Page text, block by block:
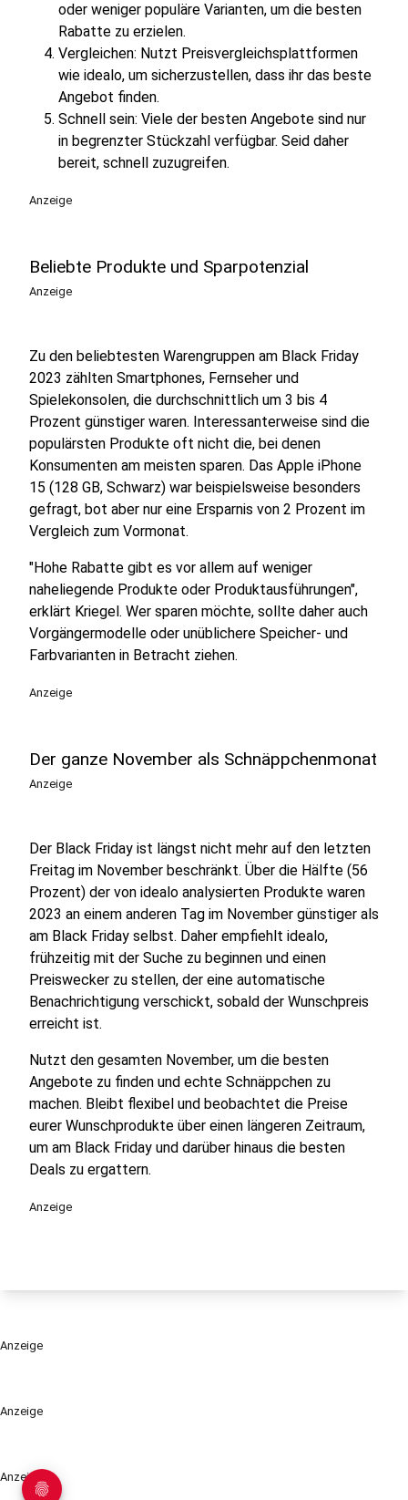
Anzeige
Anzeige
oder weniger populäre Varianten, um die besten
Rabatte zu erzielen.
Vergleichen: Nutzt Preisvergleichsplattformen
wie idealo, um sicherzustellen, dass ihr das beste
Angebot finden.
Schnell sein: Viele der besten Angebote sind nur
in begrenzter Stückzahl verfügbar. Seid daher
bereit, schnell zuzugreifen.
Anzeige
Beliebte Produkte und Sparpotenzial
Anzeige
Zu den beliebtesten Warengruppen am Black Friday
2023 zählten Smartphones, Fernseher und
Spielekonsolen, die durchschnittlich um 3 bis 4
Prozent günstiger waren. Interessanterweise sind die
populärsten Produkte oft nicht die, bei denen
Konsumenten am meisten sparen. Das Apple iPhone
15 (128 GB, Schwarz) war beispielsweise besonders
gefragt, bot aber nur eine Ersparnis von 2 Prozent im
Vergleich zum Vormonat.
"Hohe Rabatte gibt es vor allem auf weniger
naheliegende Produkte oder Produktausführungen",
erklärt Kriegel. Wer sparen möchte, sollte daher auch
Vorgängermodelle oder unüblichere Speicher- und
Farbvarianten in Betracht ziehen.
Anzeige
Der ganze November als Schnäppchenmonat
Anzeige
Der Black Friday ist längst nicht mehr auf den letzten
Freitag im November beschränkt. Über die Hälfte (56
Prozent) der von idealo analysierten Produkte waren
2023 an einem anderen Tag im November günstiger als
am Black Friday selbst. Daher empfiehlt idealo,
frühzeitig mit der Suche zu beginnen und einen
Preiswecker zu stellen, der eine automatische
Benachrichtigung verschickt, sobald der Wunschpreis
erreicht ist.
Nutzt den gesamten November, um die besten
Angebote zu finden und echte Schnäppchen zu
machen. Bleibt flexibel und beobachtet die Preise
eurer Wunschprodukte über einen längeren Zeitraum,
um am Black Friday und darüber hinaus die besten
Deals zu ergattern.
Anzeige
Anzeige